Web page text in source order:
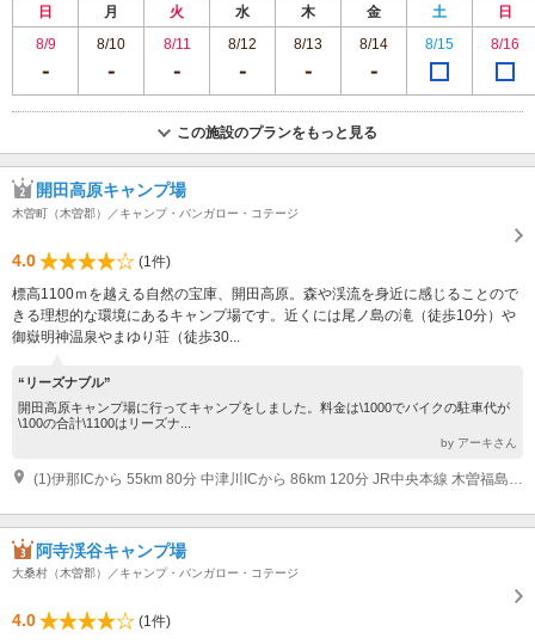
日 月 火 水 木 金 土
日
8/9
8/10 8/11 8/12 8/13 8/14 8/15 8/16
この施設のプランをもっと見る
開田高原キャンプ場
木曽町（木曽郡）／キャンプ・バンガロー・コテージ
4.0
(1件)
標高1100ｍを越える自然の宝庫、開田高原。森や渓流を身近に感じることので
きる理想的な環境にあるキャンプ場です。近くには尾ノ島の滝（徒歩10分）や
御嶽明神温泉やまゆり荘（徒歩30...
“リーズナブル”
開田高原キャンプ場に行ってキャンプをしました。料金は\1000でバイクの駐車代が
\100の合計\1100はリーズナ...
by アーキさん
阿寺渓谷キャンプ場
大桑村（木曽郡）／キャンプ・バンガロー・コテージ
4.0
(1件)